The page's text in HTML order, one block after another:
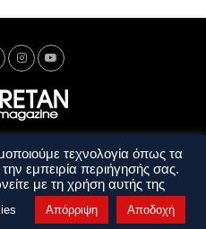
Όροι Χρήσης
τεχνολογία όπως τα
εμπειρία περιήγησής σας.
με τη χρήση αυτής της
Απόρριψη Αποδοχή